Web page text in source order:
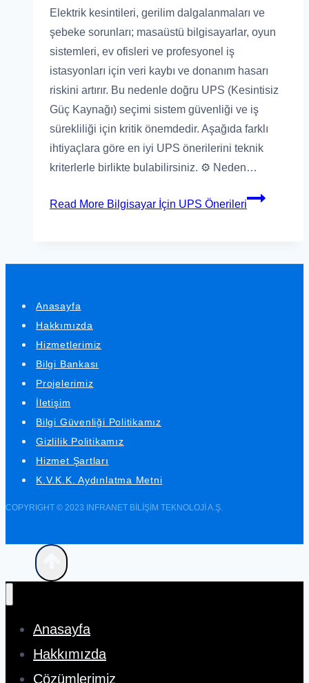
Elektrik kesintileri, gerilim dalgalanmaları ve
şebeke sorunları; masaüstü bilgisayarlar, oyun
sistemleri, ev ofisleri ve profesyonel iş
istasyonları için veri kaybı ve donanım hasarı
riskini artırır. Bu nedenle doğru UPS (Kesintisiz
Güç Kaynağı) seçimi sistem güvenliği ve iş
sürekliliği için kritik önemdedir. Aşağıda farklı
ihtiyaçlara göre en iyi UPS önerilerini teknik
kriterlerle birlikte bulabilirsiniz. ⚙️ Neden…
Read More Bilgisayar İçin UPS Önerileri
Anasayfa
Hakkımızda
Hizmetlerimiz
Bilgi Bankası
Projelerimiz
İletişim
Bilgi Güvenliği Politikamız
Gizlilik Politikamız
Hizmet Şartları
K.V.K.K. Aydınlatma Metni
COPYRIGHT © 2023 INFRANET BİLİŞİM TEKNOLOJİ A.Ş.
Anasayfa
Hakkımızda
Çözümlerimiz